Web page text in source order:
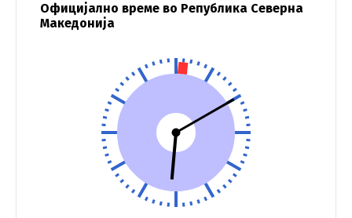
Официјално време во Република Северна
Македонија